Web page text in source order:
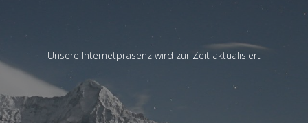
Unsere Internetpräsenz wird zur Zeit aktualisiert